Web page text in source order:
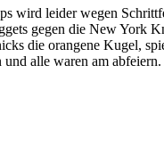
wird leider wegen
gegen die New York
die orangene Kugel,
alle waren am